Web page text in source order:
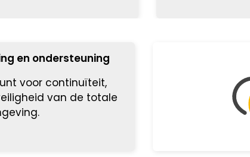
en ondersteuning
voor continuïteit,
van de totale